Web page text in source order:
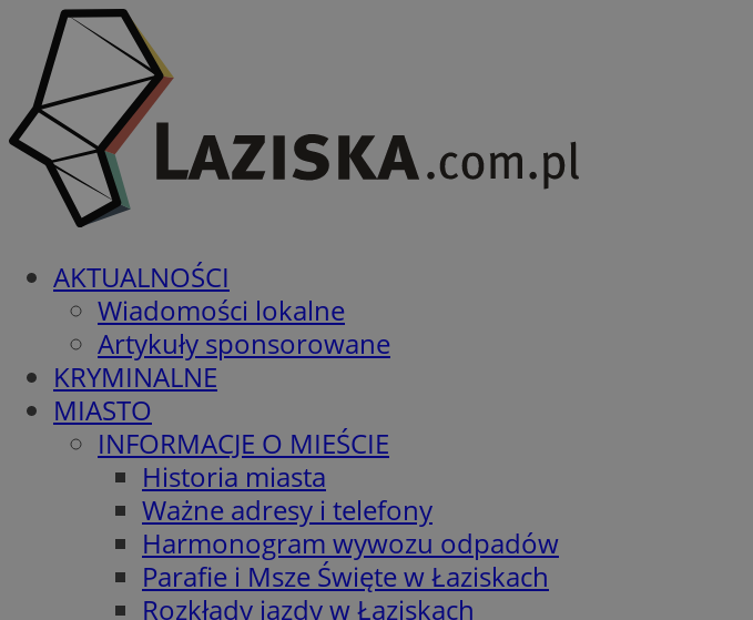
AKTUALNOŚCI
Wiadomości lokalne
Artykuły sponsorowane
KRYMINALNE
MIASTO
INFORMACJE O MIEŚCIE
Historia miasta
Ważne adresy i telefony
Harmonogram wywozu odpadów
Parafie i Msze Święte w Łaziskach
Rozkłady jazdy w Łaziskach